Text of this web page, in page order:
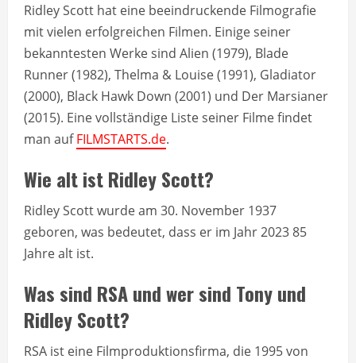
Ridley Scott hat eine beeindruckende Filmografie
mit vielen erfolgreichen Filmen. Einige seiner
bekanntesten Werke sind Alien (1979), Blade
Runner (1982), Thelma & Louise (1991), Gladiator
(2000), Black Hawk Down (2001) und Der Marsianer
(2015). Eine vollständige Liste seiner Filme findet
man aufFILMSTARTS.de.
Wie alt ist Ridley Scott?
Ridley Scott wurde am 30. November 1937
geboren, was bedeutet, dass er im Jahr 2023 85
Jahre alt ist.
Was sind RSA und wer sind Tony und
Ridley Scott?
RSA ist eine Filmproduktionsfirma, die 1995 von